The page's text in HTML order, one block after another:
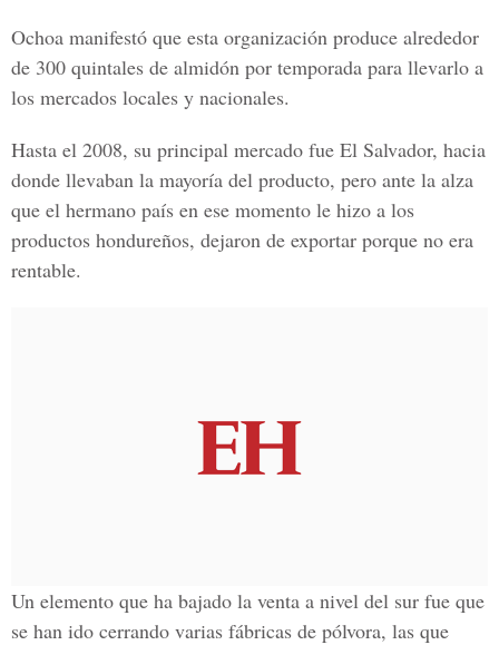
Ochoa manifestó que esta organización produce alrededor
de 300 quintales de almidón por temporada para llevarlo a
los mercados locales y nacionales.
Hasta el 2008, su principal mercado fue El Salvador, hacia
donde llevaban la mayoría del producto, pero ante la alza
que el hermano país en ese momento le hizo a los
productos hondureños, dejaron de exportar porque no era
rentable.
Un elemento que ha bajado la venta a nivel del sur fue que
se han ido cerrando varias fábricas de pólvora, las que